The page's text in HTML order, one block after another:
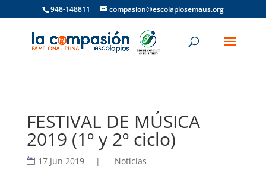
948-148811 compasion@escolapiosemaus.org
FESTIVAL DE MÚSICA
2019 (1º y 2º ciclo)
17 Jun 2019 | Noticias